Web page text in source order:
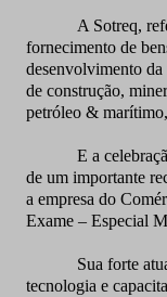
A Sotreq,
fornecimento de
desenvolvimento da
de construção,
petróleo &
E a
de um importante
a empresa do
Exame – Especial
Sua forte
tecnologia e